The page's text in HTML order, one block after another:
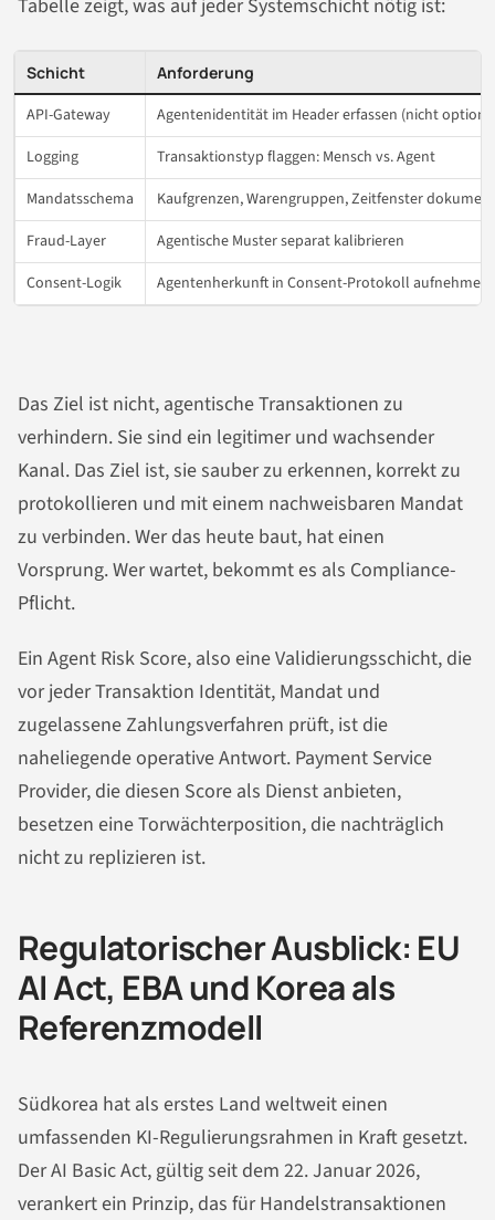
Tabelle zeigt, was auf jeder Systemschicht nötig ist:
Schicht Anforderung
API-Gateway
Agentenidentität im Header erfassen (nicht
Logging
Transaktionstyp flaggen: Mensch vs. Agent
Mandatsschema
Kaufgrenzen, Warengruppen, Zeitfenster
Fraud-Layer
Agentische Muster separat kalibrieren
Consent-Logik
Agentenherkunft in Consent-Protokoll aufnehmen
Das Ziel ist nicht, agentische Transaktionen zu
verhindern. Sie sind ein legitimer und wachsender
Kanal. Das Ziel ist, sie sauber zu erkennen, korrekt zu
protokollieren und mit einem nachweisbaren Mandat
zu verbinden. Wer das heute baut, hat einen
Vorsprung. Wer wartet, bekommt es als Compliance-
Pflicht.
Ein Agent Risk Score, also eine Validierungsschicht, die
vor jeder Transaktion Identität, Mandat und
zugelassene Zahlungsverfahren prüft, ist die
naheliegende operative Antwort. Payment Service
Provider, die diesen Score als Dienst anbieten,
besetzen eine Torwächterposition, die nachträglich
nicht zu replizieren ist.
Regulatorischer Ausblick: EU
AI Act, EBA und Korea als
Referenzmodell
Südkorea hat als erstes Land weltweit einen
umfassenden KI-Regulierungsrahmen in Kraft gesetzt.
Der AI Basic Act, gültig seit dem 22. Januar 2026,
verankert ein Prinzip, das für Handelstransaktionen